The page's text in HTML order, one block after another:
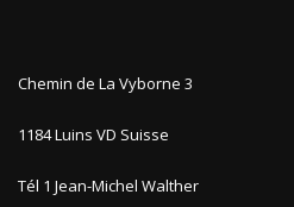
Chemin de La Vyborne 3
1184 Luins VD Suisse
Tél 1 Jean-Michel Walther